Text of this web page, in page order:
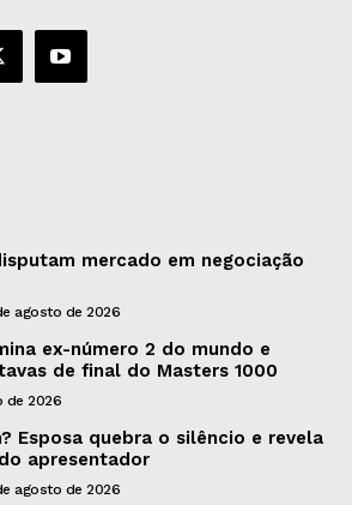
mercado em negociação
agosto de 2026
ex-número 2 do mundo e
de final do Masters 1000
de 2026
Esposa quebra o silêncio e revela
apresentador
agosto de 2026